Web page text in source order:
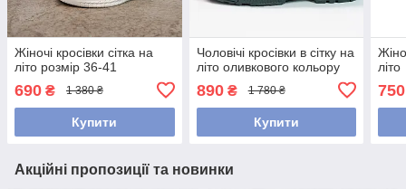
Жіночі кросівки сітка на
літо розмір 36-41
690 ₴ 1 380 ₴
Купити
Чоловічі кросівки в сітку на
літо оливкового кольору
890₴ 1 780 ₴
Купити
літо
750
Акційні пропозиції та новинки